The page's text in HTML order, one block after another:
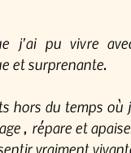
j'ai pu vivre
et surprenante.
hors du temps
, répare et
vraiment